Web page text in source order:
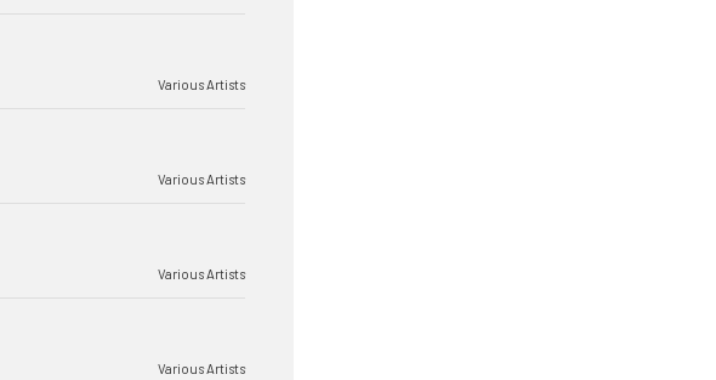
Various Artists
Various Artists
Various Artists
Various Artists